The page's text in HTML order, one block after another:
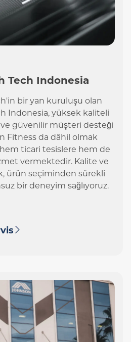
Tech Indonesia
bir yan kuruluşu olan
Indonesia, yüksek kaliteli
güvenilir müşteri desteği
Fitness da dâhil olmak
hem ticari tesislere hem de
vermektedir. Kalite ve
ürün seçiminden sürekli
bir deneyim sağlıyoruz.